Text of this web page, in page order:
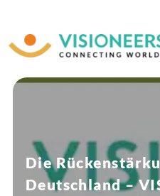
Die
Deutschland –